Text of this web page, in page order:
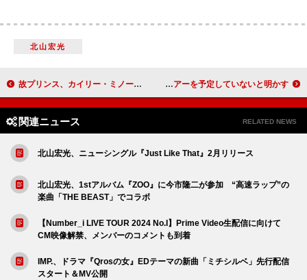
北山宏光
故プリンス、カイリー・ミノーグとの1992年の未発表コラボ曲「Baby Doll」がネットに流出 アリアナ・グランデ、所属レーベルが2025年にツアーを予定していないと明かす
関連ニュース RELATED NEWS
北山宏光、ニューシングル『Just Like That』2月リリース
北山宏光、1stアルバム『ZOO』に今市隆二が参加 “高速ラップ”の
楽曲「THE BEAST」でコラボ
【Number_i LIVE TOUR 2024 No.I】Prime Video生配信に向けて
CM映像解禁、メンバーのコメントも到着
IMP.、ドラマ『Qrosの女』EDテーマの新曲「ミチシルベ」先行配信
スタート＆MV公開